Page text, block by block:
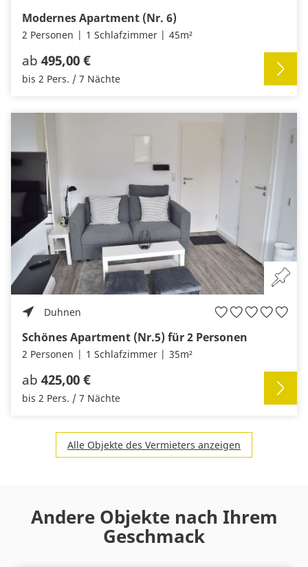
Modernes Apartment (Nr. 6)
2 Personen 1 Schlafzimmer 45m²
ab 495,00 €
bis 2 Pers. / 7 Nächte
Duhnen
Schönes Apartment (Nr.5) für 2 Personen
2 Personen 1 Schlafzimmer 35m²
ab 425,00 €
bis 2 Pers. / 7 Nächte
Alle Objekte des Vermieters anzeigen
Andere Objekte nach Ihrem
Geschmack